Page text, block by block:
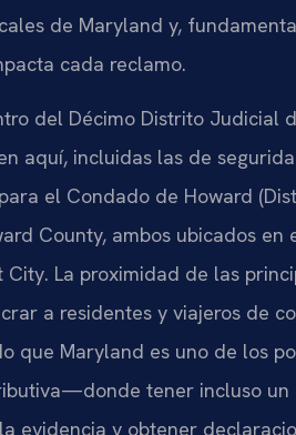
de Maryland y,
cada reclamo.
del Décimo Distrito Judicial
aquí, incluidas las de
el Condado de Howard
County, ambos ubicados en
La proximidad de las
a residentes y viajeros de
que Maryland es uno de los
tener incluso un
evidencia y obtener